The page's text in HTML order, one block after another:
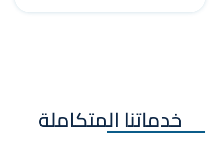
خدماتنا المتكاملة